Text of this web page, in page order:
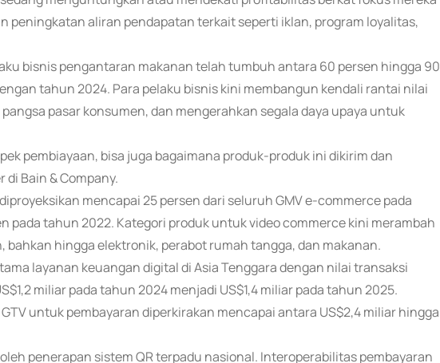
peningkatan aliran pendapatan terkait seperti iklan, program loyalitas,
bisnis pengantaran makanan telah tumbuh antara 60 persen hingga 90
tahun 2024. Para pelaku bisnis kini membangun kendali rantai nilai
pasar konsumen, dan mengerahkan segala daya upaya untuk
pembiayaan, bisa juga bagaimana produk-produk ini dikirim dan
Bain & Company.
mencapai 25 persen dari seluruh GMV e-commerce pada
pada tahun 2022. Kategori produk untuk video commerce kini merambah
bahkan hingga elektronik, perabot rumah tangga, dan makanan.
layanan keuangan digital di Asia Tenggara dengan nilai transaksi
miliar pada tahun 2024 menjadi US$1,4 miliar pada tahun 2025.
untuk pembayaran diperkirakan mencapai antara US$2,4 miliar hingga
penerapan sistem QR terpadu nasional. Interoperabilitas pembayaran